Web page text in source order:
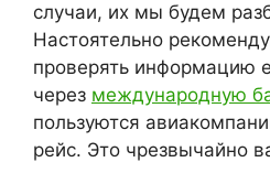
случаи, их мы будем
Настоятельно
проверять информацию
через международную
пользуются
рейс. Это чрезвычайно